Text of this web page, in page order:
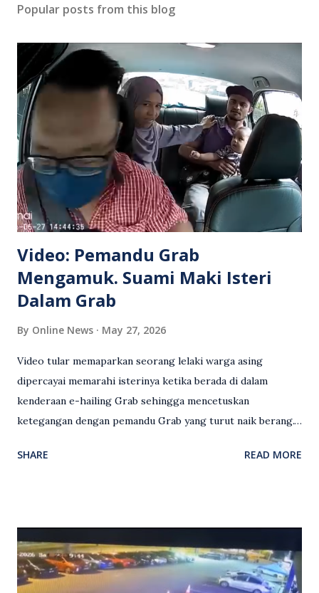
Popular posts from this blog
Video: Pemandu Grab
Mengamuk. Suami Maki Isteri
Dalam Grab
By Online News May 27, 2026
Video tular memaparkan seorang lelaki warga asing
dipercayai memarahi isterinya ketika berada di dalam
kenderaan e-hailing Grab sehingga mencetuskan
ketegangan dengan pemandu Grab yang turut naik berang.
antara seorang lelaki warga asing dengan pemandu Grab
Grab bertindak mempertahankan wanita terbabit sebelum
berlaku pertikaman lidah antara kedua-dua pihak. Video
berkenaan kini tular di media sosial dan mendapat pelbagai
SHARE READ MORE